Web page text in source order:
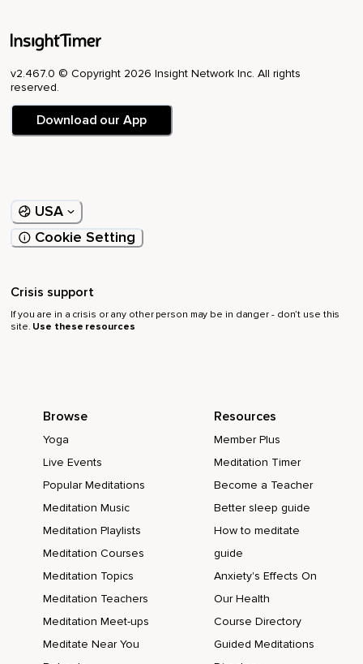
Dass man erwartet wird und dass man von sich selber
Dass man immer funktioniert und alles immer gleich läuft und
man immer das Beste gibt und immer voll auf Trab ist und so
und ich hatte jetzt irgendwie gerade so eine kleine,
darüber möchte ich heute gerne sprechen.
Ja,
Ich habe so ein Buch gelesen,
Was ich also immer mal wieder erwähne oder ich lese es
auch noch,
Ich weiß es nicht,
Aber ich finde es einfach extrem spannend,
Ich lerne einfach gerade ganz viel darüber,
Die Energiezentren eigentlich so aus wissenschaftlicher
Was es in unserem Körper macht,
Wie Energie in unserem Körper fließt,
Aus was wir eigentlich bestehen,
v2.467.0 © Copyright 2026 Insight Network Inc. All rights
reserved.
Download our App
USA
Cookie Setting
Crisis support
If you are in a crisis or any other person may be in danger - don’t use this
site. Use these resources
Browse
Yoga
Live Events
Popular Meditations
Meditation Music
Meditation Playlists
Meditation Courses
Meditation Topics
Meditation Teachers
Meditation Meet-ups
Meditate Near You
Resources
Member Plus
Meditation Timer
Become a Teacher
Better sleep guide
How to meditate
guide
Anxiety's Effects On
Our Health
Course Directory
Guided Meditations